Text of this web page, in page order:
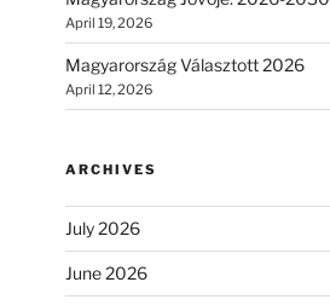
April 19, 2026
Magyarország Választott 2026
April 12, 2026
ARCHIVES
July 2026
June 2026